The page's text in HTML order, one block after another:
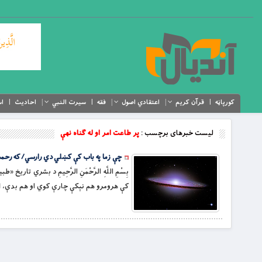
کورپاڼه قرآن کریم اعتقادي اصول فقه سیرت النبي احادیث
لیست خبرهای برچسب :پر طاعت امر او له ګناه نهې
چې زما په باب کې کښلي دي رارسي/ که
بِسْمِ اللَّهِ الرَّحْمَنِ الرَّحِيمِ د بشري تاریخ
کې هرومرو هم نېکې چارې کوي او هم بدې،